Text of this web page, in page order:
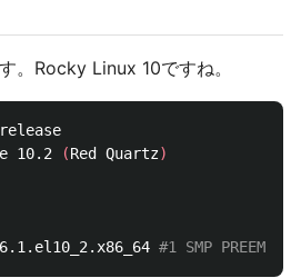
。Rocky Linux 10ですね。
10.2
(Red Quartz)
#1 SMP